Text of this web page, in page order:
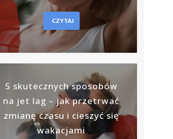
CZYTAJ
5 skutecznych sposobów
na jet lag – jak przetrwać
zmianę czasu i cieszyć się
wakacjami